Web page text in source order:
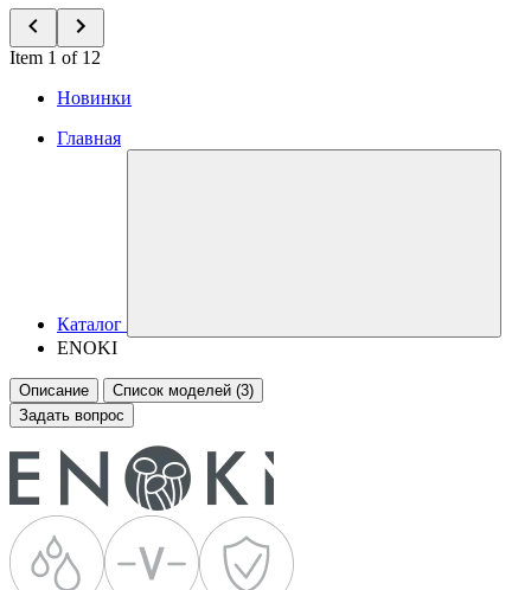
Item 1 of 12
Новинки
Главная
Каталог
ENOKI
Описание
Список моделей (3)
Задать вопрос